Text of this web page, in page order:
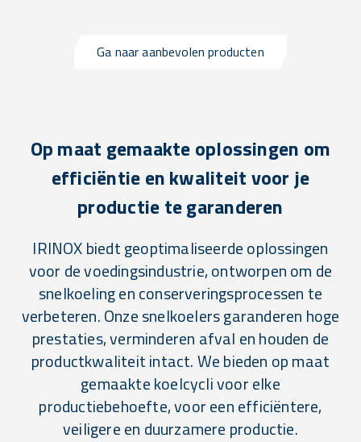
Ga naar aanbevolen producten
Op maat gemaakte oplossingen om
efficiëntie en kwaliteit voor je
productie te garanderen
IRINOX biedt geoptimaliseerde oplossingen
voor de voedingsindustrie, ontworpen om de
snelkoeling en conserveringsprocessen te
verbeteren. Onze snelkoelers garanderen hoge
prestaties, verminderen afval en houden de
productkwaliteit intact. We bieden op maat
gemaakte koelcycli voor elke
productiebehoefte, voor een efficiëntere,
veiligere en duurzamere productie.